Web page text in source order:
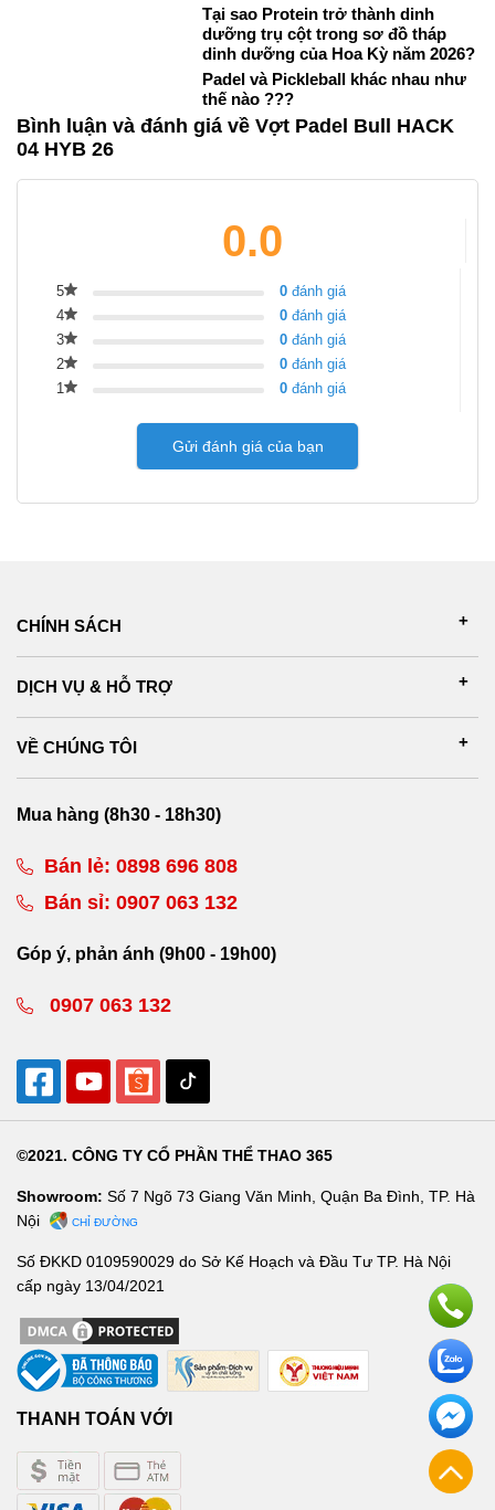
Tại sao Protein trở thành dinh
dưỡng trụ cột trong sơ đồ tháp
dinh dưỡng của Hoa Kỳ năm 2026?
Padel và Pickleball khác nhau như
thế nào ???
Bình luận và đánh giá về Vợt Padel Bull HACK
04 HYB 26
0.0
5 0 đánh giá
4
0 đánh giá
3
0 đánh giá
2
0 đánh giá
1
0 đánh giá
Gửi đánh giá của bạn
CHÍNH SÁCH
DỊCH VỤ & HỖ TRỢ
VỀ CHÚNG TÔI
Mua hàng (8h30 - 18h30)
Bán lẻ: 0898 696 808
Bán sỉ: 0907 063 132
Góp ý, phản ánh (9h00 - 19h00)
0907 063 132
©2021. CÔNG TY CỔ PHẦN THỂ THAO 365
Showroom: Số 7 Ngõ 73 Giang Văn Minh, Quận Ba Đình, TP. Hà
Nội
CHỈ ĐƯỜNG
Số ĐKKD 0109590029 do Sở Kế Hoạch và Đầu Tư TP. Hà Nội
cấp ngày 13/04/2021
THANH TOÁN VỚI